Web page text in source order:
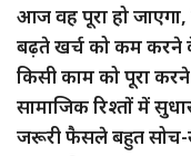
आज वह पूरा हो
बढ़ते खर्च को कम
किसी काम को पूरा
सामाजिक रिश्तों में
जरूरी फैसले बहुत